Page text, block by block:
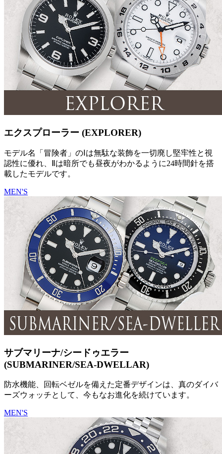
エクスプローラー (EXPLORER)
モデル名「冒険者」のⅠは無駄な装飾を一切廃し堅牢性と視
認性に優れ、Ⅱは暗所でも昼夜がわかるように24時間針を搭
載したモデルです。
MEN'S
サブマリーナ/シードゥエラー
(SUBMARINER/SEA-DWELLAR)
防水機能、回転ベゼルを備えた定番デザインは、真のダイバ
ーズウォッチとして、今もなお進化を続けています。
MEN'S